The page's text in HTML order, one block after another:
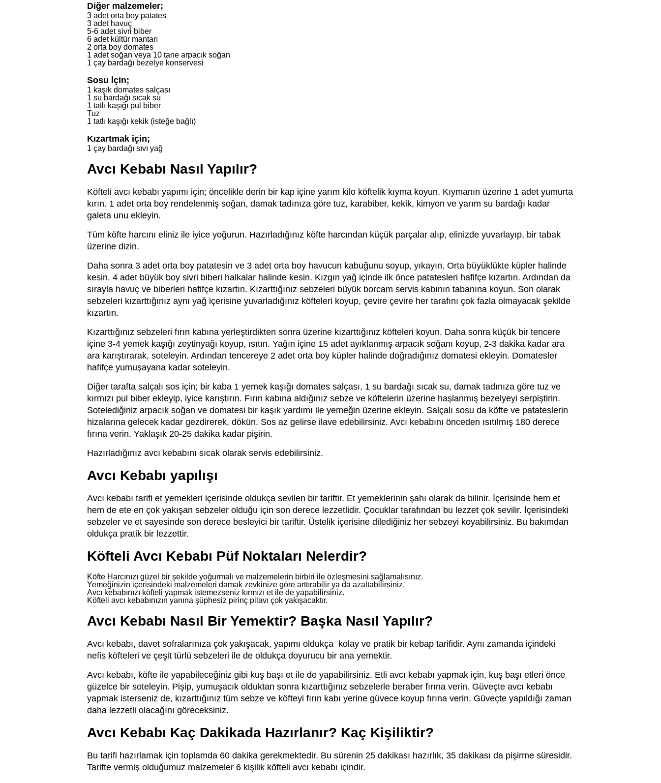
Diğer malzemeler;
3 adet orta boy patates
3 adet havuç
5-6 adet sivri biber
6 adet kültür mantarı
2 orta boy domates
1 adet soğan veya 10 tane arpacık soğan
1 çay bardağı bezelye konservesi
Sosu İçin;
1 kaşık domates salçası
1 su bardağı sıcak su
1 tatlı kaşığı pul biber
Tuz
1 tatlı kaşığı kekik (isteğe bağlı)
Kızartmak için;
1 çay bardağı sıvı yağ
Avcı Kebabı Nasıl Yapılır?
Köfteli avcı kebabı yapımı için; öncelikle derin bir kap içine yarım kilo köftelik kıyma koyun. Kıymanın üzerine 1 adet yumurta
kırın. 1 adet orta boy rendelenmiş soğan, damak tadınıza göre tuz, karabiber, kekik, kimyon ve yarım su bardağı kadar
galeta unu ekleyin.
Tüm köfte harcını eliniz ile iyice yoğurun. Hazırladığınız köfte harcından küçük parçalar alıp, elinizde yuvarlayıp, bir tabak
üzerine dizin.
Daha sonra 3 adet orta boy patatesin ve 3 adet orta boy havucun kabuğunu soyup, yıkayın. Orta büyüklükte küpler halinde
kesin. 4 adet büyük boy sivri biberi halkalar halinde kesin. Kızgın yağ içinde ilk önce patatesleri hafifçe kızartın. Ardından da
sırayla havuç ve biberleri hafifçe kızartın. Kızarttığınız sebzeleri büyük borcam servis kabının tabanına koyun. Son olarak
sebzeleri kızarttığınız aynı yağ içerisine yuvarladığınız köfteleri koyup, çevire çevire her tarafını çok fazla olmayacak şekilde
kızartın.
Kızarttığınız sebzeleri fırın kabına yerleştirdikten sonra üzerine kızarttığınız köfteleri koyun. Daha sonra küçük bir tencere
içine 3-4 yemek kaşığı zeytinyağı koyup, ısıtın. Yağın içine 15 adet ayıklanmış arpacık soğanı koyup, 2-3 dakika kadar ara
ara karıştırarak, soteleyin. Ardından tencereye 2 adet orta boy küpler halinde doğradığınız domatesi ekleyin. Domatesler
hafifçe yumuşayana kadar soteleyin.
Diğer tarafta salçalı sos için; bir kaba 1 yemek kaşığı domates salçası, 1 su bardağı sıcak su, damak tadınıza göre tuz ve
kırmızı pul biber ekleyip, iyice karıştırın. Fırın kabına aldığınız sebze ve köftelerin üzerine haşlanmış bezelyeyi serpiştirin.
Sotelediğiniz arpacık soğan ve domatesi bir kaşık yardımı ile yemeğin üzerine ekleyin. Salçalı sosu da köfte ve patateslerin
hizalarına gelecek kadar gezdirerek, dökün. Sos az gelirse ilave edebilirsiniz. Avcı kebabını önceden ısıtılmış 180 derece
fırına verin. Yaklaşık 20-25 dakika kadar pişirin.
Hazırladığınız avcı kebabını sıcak olarak servis edebilirsiniz.
Avcı Kebabı yapılışı
Avcı kebabı tarifi et yemekleri içerisinde oldukça sevilen bir tariftir. Et yemeklerinin şahı olarak da bilinir. İçerisinde hem et
hem de ete en çok yakışan sebzeler olduğu için son derece lezzetlidir. Çocuklar tarafından bu lezzet çok sevilir. İçerisindeki
sebzeler ve et sayesinde son derece besleyici bir tariftir. Üstelik içerisine dilediğiniz her sebzeyi koyabilirsiniz. Bu bakımdan
oldukça pratik bir lezzettir.
Köfteli Avcı Kebabı Püf Noktaları Nelerdir?
Köfte Harcınızı güzel bir şekilde yoğurmalı ve malzemelerin birbiri ile özleşmesini sağlamalısınız.
Yemeğinizin içerisindeki malzemeleri damak zevkinize göre arttırabilir ya da azaltabilirsiniz.
Avcı kebabınızı köfteli yapmak istemezseniz kırmızı et ile de yapabilirsiniz.
Köfteli avcı kebabınızın yanına şüphesiz pirinç pilavı çok yakışacaktır.
Avcı Kebabı Nasıl Bir Yemektir? Başka Nasıl Yapılır?
Avcı kebabı, davet sofralarınıza çok yakışacak, yapımı oldukça kolay ve pratik bir kebap tarifidir. Aynı zamanda içindeki
nefis köfteleri ve çeşit türlü sebzeleri ile de oldukça doyurucu bir ana yemektir.
Avcı kebabı, köfte ile yapabileceğiniz gibi kuş başı et ile de yapabilirsiniz. Etli avcı kebabı yapmak için, kuş başı etleri önce
güzelce bir soteleyin. Pişip, yumuşacık olduktan sonra kızarttığınız sebzelerle beraber fırına verin. Güveçte avcı kebabı
yapmak isterseniz de, kızarttığınız tüm sebze ve köfteyi fırın kabı yerine güvece koyup fırına verin. Güveçte yapıldığı zaman
daha lezzetli olacağını göreceksiniz.
Avcı Kebabı Kaç Dakikada Hazırlanır? Kaç Kişiliktir?
Bu tarifi hazırlamak için toplamda 60 dakika gerekmektedir. Bu sürenin 25 dakikası hazırlık, 35 dakikası da pişirme süresidir.
Tarifte vermiş olduğumuz malzemeler 6 kişilik köfteli avcı kebabı içindir.